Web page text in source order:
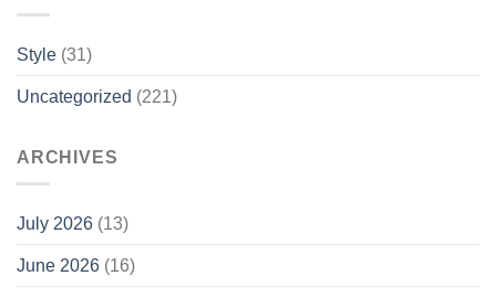
Style (31)
Uncategorized (221)
ARCHIVES
July 2026 (13)
June 2026 (16)